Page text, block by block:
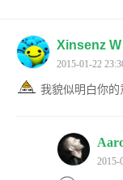
Xinsenz W
2015-01-22
我貌似明白你的
2015-